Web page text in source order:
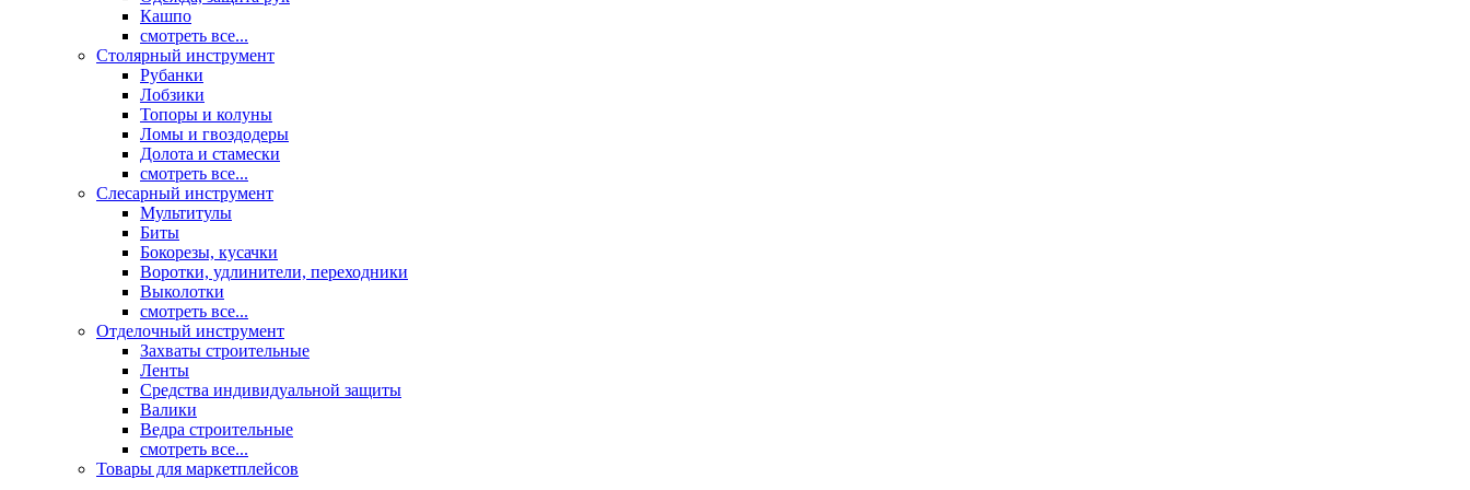
Кашпо
смотреть все...
Столярный инструмент
Рубанки
Лобзики
Топоры и колуны
Ломы и гвоздодеры
Долота и стамески
смотреть все...
Слесарный инструмент
Мультитулы
Биты
Бокорезы, кусачки
Воротки, удлинители, переходники
Выколотки
смотреть все...
Отделочный инструмент
Захваты строительные
Ленты
Средства индивидуальной защиты
Валики
Ведра строительные
смотреть все...
Товары для маркетплейсов